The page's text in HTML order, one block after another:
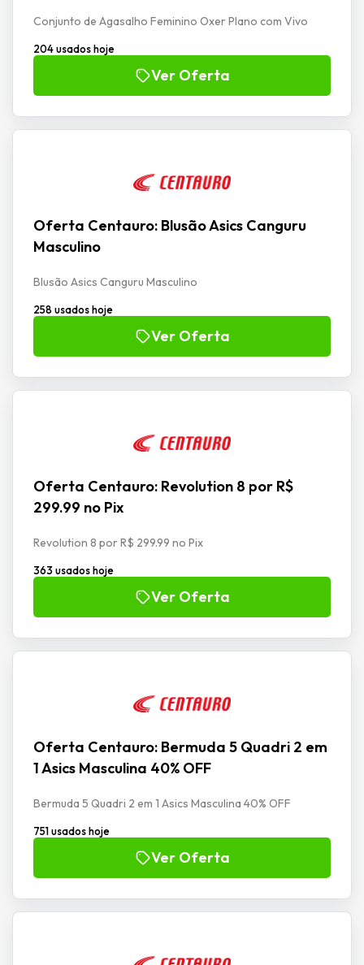
Conjunto de Agasalho Feminino Oxer Plano com Vivo
204 usados hoje
Ver Oferta
Oferta Centauro: Blusão Asics Canguru
Masculino
Blusão Asics Canguru Masculino
258 usados hoje
Ver Oferta
Oferta Centauro: Revolution 8 por R$
299.99 no Pix
Revolution 8 por R$ 299.99 no Pix
363 usados hoje
Ver Oferta
Oferta Centauro: Bermuda 5 Quadri 2 em
1 Asics Masculina 40% OFF
Bermuda 5 Quadri 2 em 1 Asics Masculina 40% OFF
751 usados hoje
Ver Oferta